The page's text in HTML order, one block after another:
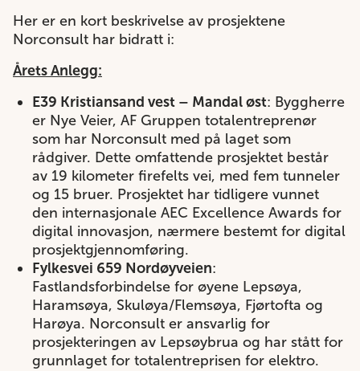
Her er en kort beskrivelse av prosjektene
Norconsult har bidratt i:
Årets Anlegg:
E39 Kristiansand vest – Mandal øst: Byggherre
er Nye Veier, AF Gruppen totalentreprenør
som har Norconsult med på laget som
rådgiver. Dette omfattende prosjektet består
av 19 kilometer firefelts vei, med fem tunneler
og 15 bruer. Prosjektet har tidligere vunnet
den internasjonale AEC Excellence Awards for
digital innovasjon, nærmere bestemt for digital
prosjektgjennomføring.
Fylkesvei 659 Nordøyveien:
Fastlandsforbindelse for øyene Lepsøya,
Haramsøya, Skuløya/Flemsøya, Fjørtofta og
Harøya. Norconsult er ansvarlig for
prosjekteringen av Lepsøybrua og har stått for
grunnlaget for totalentreprisen for elektro.